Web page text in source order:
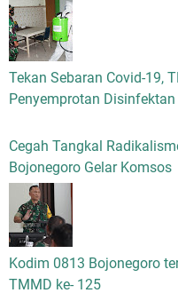
Tekan Sebaran Covid-19,
Penyemprotan Disinfektan
Cegah Tangkal
Bojonegoro Gelar Komsos
Kodim 0813 Bojonegoro
TMMD ke- 125